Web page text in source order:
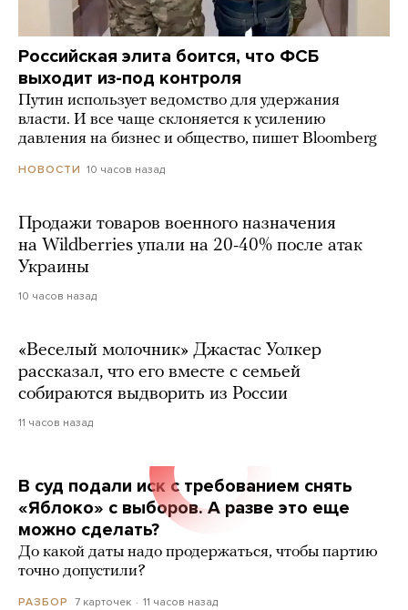
Российская элита боится, что ФСБ
выходит из-под контроля
Путин использует ведомство для удержания
власти. И все чаще склоняется к усилению
давления на бизнес и общество, пишет Bloomberg
НОВОСТИ 10 часов назад
Продажи товаров военного назначения
на Wildberries упали на 20-40% после атак
Украины
10 часов назад
«Веселый молочник» Джастас Уолкер
рассказал, что его вместе с семьей
собираются выдворить из России
11 часов назад
В суд подали иск с требованием снять
«Яблоко» с выборов. А разве это еще
можно сделать?
До какой даты надо продержаться, чтобы партию
точно допустили?
РАЗБОР 7 карточек 11 часов назад